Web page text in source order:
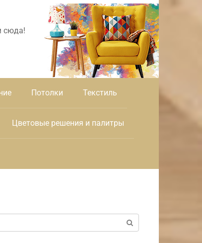
сюда!
Потолки Текстиль
Цветовые решения и палитры